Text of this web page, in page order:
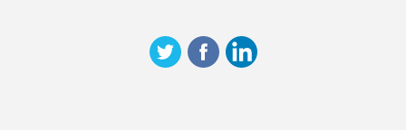
Análisis Y Solución De Problemas